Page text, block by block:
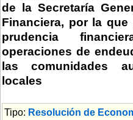
de la Secretaría
Financiera, por la
prudencia
operaciones de
las comunidades
locales
Tipo: Resolución de